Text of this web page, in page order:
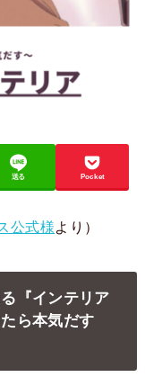
送る Pocket
公式様より）
『インテリア
ら本気だす